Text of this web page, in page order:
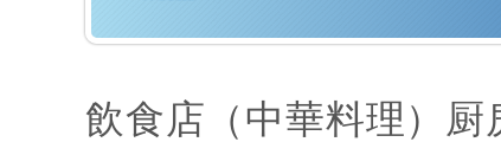
飲食店（中華料理）